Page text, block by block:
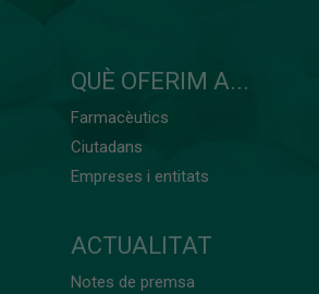
QUÈ OFERIM A...
Farmacèutics
Ciutadans
Empreses i entitats
ACTUALITAT
Notes de premsa